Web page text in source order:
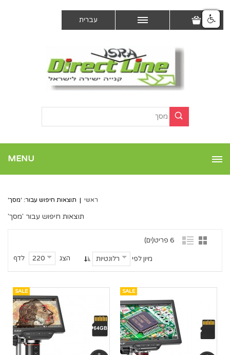
עברית
MENU
ראשי | תוצאות חיפוש עבור: 'מסך'
תוצאות חיפוש עבור 'מסך'
6 פריט(ים)
הצג 220 לדף מיון לפי רלונטיות
SALE
SALE